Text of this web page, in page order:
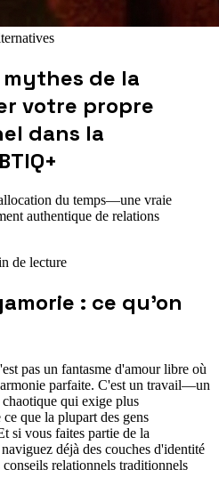
de la
votre propre
dans la
du temps—une vraie
authentique de relations
de lecture
: ce qu'on
pas un fantasme d'amour libre où
parfaite. C'est un travail—un
qui exige plus
que la plupart des gens
si vous faites partie de la
déjà des couches d'identité
relationnels traditionnels